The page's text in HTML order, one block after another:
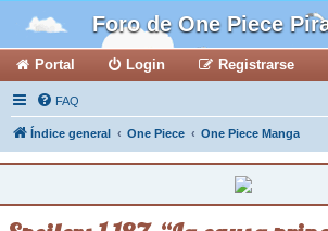
Foro de One Piece
Portal Login Registrarse
FAQ
Índice general One Piece One Piece Manga